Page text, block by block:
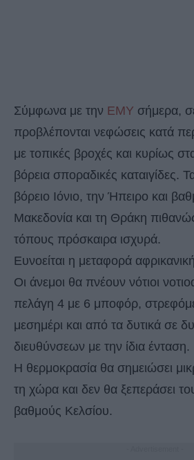
Σύμφωνα με την ΕΜΥ σήμερα,
προβλέπονται νεφώσεις κατά
με τοπικές βροχές και κυρίως
βόρεια σποραδικές καταιγίδες.
βόρειο Ιόνιο, την Ήπειρο και
Μακεδονία και τη Θράκη
τόπους πρόσκαιρα ισχυρά.
Ευνοείται η μεταφορά
Οι άνεμοι θα πνέουν νότιοι
πελάγη 4 με 6 μποφόρ,
μεσημέρι και από τα δυτικά σε
διευθύνσεων με την ίδια ένταση.
Η θερμοκρασία θα σημειώσει
τη χώρα και δεν θα ξεπεράσει
βαθμούς Κελσίου.